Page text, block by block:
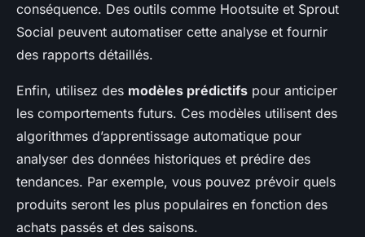
conséquence. Des outils comme Hootsuite et Sprout
Social peuvent automatiser cette analyse et fournir
des rapports détaillés.
Enfin, utilisez des modèles prédictifs pour anticiper
les comportements futurs. Ces modèles utilisent des
algorithmes d’apprentissage automatique pour
analyser des données historiques et prédire des
tendances. Par exemple, vous pouvez prévoir quels
produits seront les plus populaires en fonction des
achats passés et des saisons.